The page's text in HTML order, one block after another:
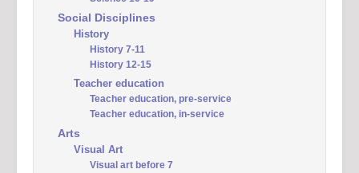
Social Disciplines
History
History 7-11
History 12-15
Teacher education
Teacher education, pre-service
Teacher education, in-service
Arts
Visual Art
Visual art before 7